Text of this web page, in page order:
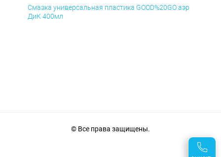
Смазка универсальная пластика GOOD%20GO аэр
ДиК 400мл
© Все права защищены.